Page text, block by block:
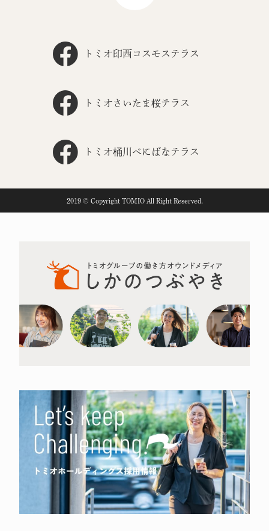
トミオ印西コスモステラス
トミオさいたま桜テラス
トミオ桶川べにばなテラス
2019 © Copyright TOMIO All Right Reserved.